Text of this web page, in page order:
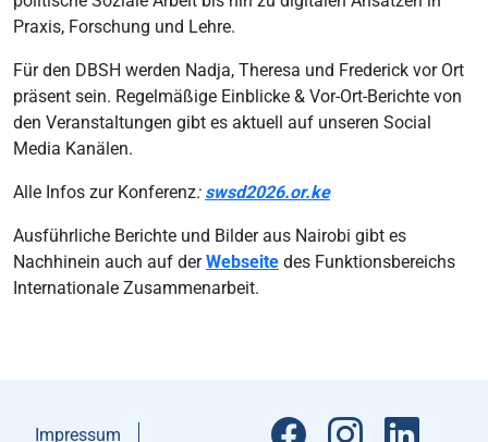
Praxis, Forschung und Lehre.
Für den DBSH werden Nadja, Theresa und Frederick vor Ort
präsent sein. Regelmäßige Einblicke & Vor-Ort-Berichte von
den Veranstaltungen gibt es aktuell auf unseren Social
Media Kanälen.
Alle Infos zur Konferenz: swsd2026.or.ke
Ausführliche Berichte und Bilder aus Nairobi gibt es
Nachhinein auch auf derWebseite des Funktionsbereichs
Internationale Zusammenarbeit.
Impressum